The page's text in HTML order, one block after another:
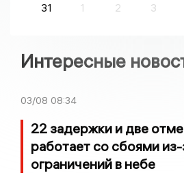
31
1 2 3
Интересные
03/08 08:34
22 задержки и две
работает со сбоями
ограничений в небе